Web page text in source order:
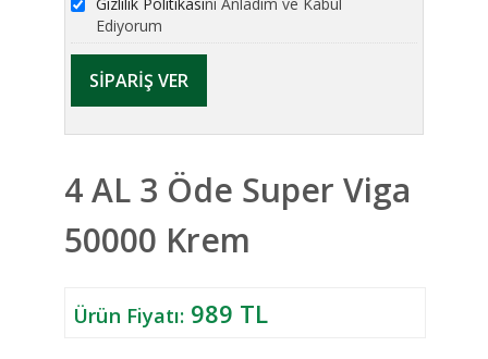
Ediyorum
4 AL 3 Öde Super Viga
50000 Krem
Ürün Fiyatı:989 TL